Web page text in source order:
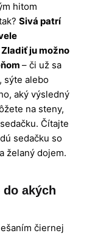
hitom
Sivá patrí
Zladiť ju možno
– či už sa
sýte alebo
aký výsledný
na steny,
Čítajte
sedačku so
želaný dojem.
do akých
čiernej